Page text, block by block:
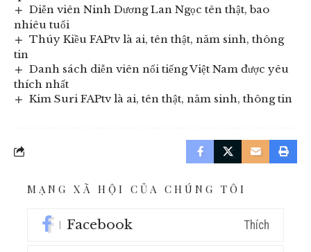
Diễn viên Ninh Dương Lan Ngọc tên thật, bao
nhiêu tuổi
Thúy Kiều FAPtv là ai, tên thật, năm sinh, thông
tin
Danh sách diễn viên nổi tiếng Việt Nam được yêu
thích nhất
Kim Suri FAPtv là ai, tên thật, năm sinh, thông tin
MẠNG XÃ HỘI CỦA CHÚNG TÔI
Facebook Thích